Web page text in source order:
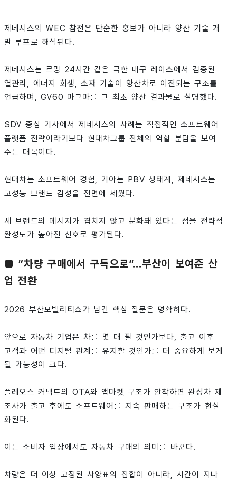
제네시스의 WEC 참전은 단순한 홍보가 아니라 양산 기술 개
발 루프로 해석된다.
제네시스는 르망 24시간 같은 극한 내구 레이스에서 검증된
열관리, 에너지 회생, 소재 기술이 양산차로 이전되는 구조를
언급하며, GV60 마그마를 그 최초 양산 결과물로 설명했다.
SDV 중심 기사에서 제네시스의 사례는 직접적인 소프트웨어
플랫폼 전략이라기보다 현대차그룹 전체의 역할 분담을 보여
주는 대목이다.
현대차는 소프트웨어 경험, 기아는 PBV 생태계, 제네시스는
고성능 브랜드 감성을 전면에 세웠다.
세 브랜드의 메시지가 겹치지 않고 분화돼 있다는 점을 전략적
완성도가 높아진 신호로 평가된다.
■ “차량 구매에서 구독으로”…부산이 보여준 산
업 전환
2026 부산모빌리티쇼가 남긴 핵심 질문은 명확하다.
앞으로 자동차 기업은 차를 몇 대 팔 것인가보다, 출고 이후
고객과 어떤 디지털 관계를 유지할 것인가를 더 중요하게 보게
될 가능성이 크다.
플레오스 커넥트의 OTA와 앱마켓 구조가 안착하면 완성차 제
조사가 출고 후에도 소프트웨어를 지속 판매하는 구조가 현실
화된다.
이는 소비자 입장에서도 자동차 구매의 의미를 바꾼다.
차량은 더 이상 고정된 사양표의 집합이 아니라, 시간이 지나